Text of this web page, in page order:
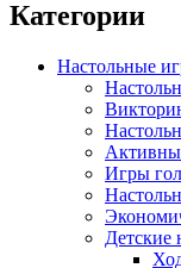
Категории
Настольные
Игры
Детские